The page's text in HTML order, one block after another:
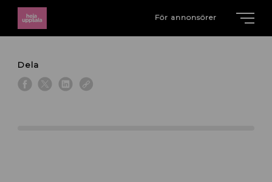
För annonsörer
Dela